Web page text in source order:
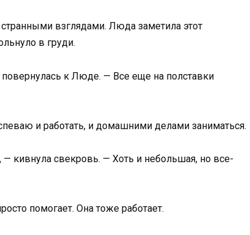
взглядами. Люда заметила этот
в груди.
к Люде. — Все еще на полставки
и работать, и домашними делами заниматься.
кивнула свекровь. — Хоть и небольшая, но все-
помогает. Она тоже работает.